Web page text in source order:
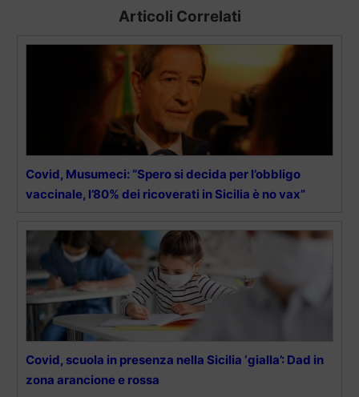
Articoli Correlati
Covid, Musumeci: “Spero si decida per l’obbligo
vaccinale, l’80% dei ricoverati in Sicilia è no vax”
Covid, scuola in presenza nella Sicilia ‘gialla’: Dad in
zona arancione e rossa